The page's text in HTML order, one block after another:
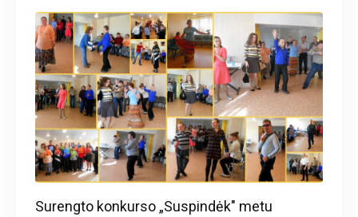
Surengto konkurso „Suspindėk" metu